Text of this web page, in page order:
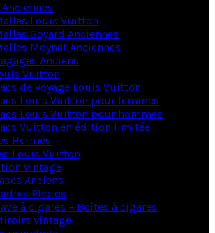
Louis Vuitton
Goyard Anciennes
Moynat Anciennes
Anciens
Vuitton
de voyage Louis Vuitton
Louis Vuitton pour femmes
Louis Vuitton pour hommes
Vuitton en édition limitée
Hermès
Louis Vuitton
vintage
Anciens
Photos
à cigares – Boîtes à cigares
vintage